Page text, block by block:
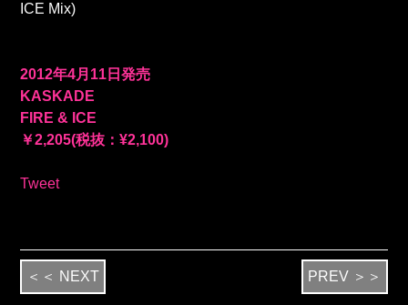
ICE Mix)
2012年4月11日発売
KASKADE
FIRE & ICE
￥2,205(税抜：¥2,100)
Tweet
＜＜ NEXT PREV ＞＞